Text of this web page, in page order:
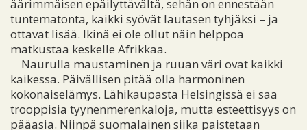
äärimmäisen epäilyttävältä, sehän on ennestään
tuntematonta, kaikki syövät lautasen tyhjäksi – ja
ottavat lisää. Ikinä ei ole ollut näin helppoa
matkustaa keskelle Afrikkaa.
Naurulla maustaminen ja ruuan väri ovat kaikki
kaikessa. Päivällisen pitää olla harmoninen
kokonaiselämys. Lähikaupasta Helsingissä ei saa
trooppisia tyynenmerenkaloja, mutta esteettisyys on
pääasia. Niinpä suomalainen siika paistetaan